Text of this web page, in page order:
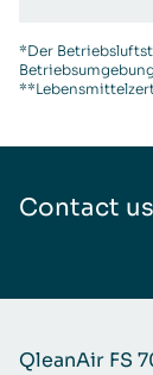
*Der
Contact us
QleanAir FS